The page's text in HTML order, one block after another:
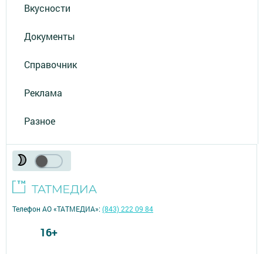
Вкусности
Документы
Справочник
Реклама
Разное
Телефон АО «ТАТМЕДИА»:(843) 222 09 84
16+